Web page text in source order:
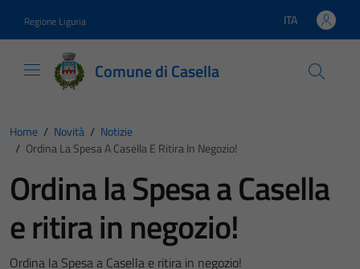
Regione Liguria Lingua attiva:
ITA
Comune di Casella
Home / Novità / Notizie
/ Ordina La Spesa A Casella E Ritira In Negozio!
Ordina la Spesa a Casella
e ritira in negozio!
Ordina la Spesa a Casella e ritira in negozio!